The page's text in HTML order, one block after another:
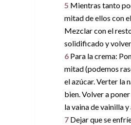
5 Mientras tanto
mitad de ellos con
Mezclar con el
solidificado y
6 Para la crema:
mitad (podemos
el azúcar. Verter la
bien. Volver a
la vaina de vainilla
7 Dejar que se